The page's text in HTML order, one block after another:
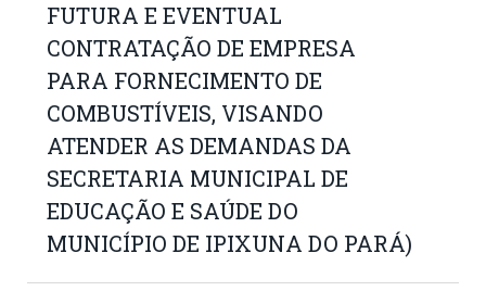
FUTURA E EVENTUAL
CONTRATAÇÃO DE EMPRESA
PARA FORNECIMENTO DE
COMBUSTÍVEIS, VISANDO
ATENDER AS DEMANDAS DA
SECRETARIA MUNICIPAL DE
EDUCAÇÃO E SAÚDE DO
MUNICÍPIO DE IPIXUNA DO PARÁ)